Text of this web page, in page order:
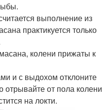
выполнение из
практикуется только
колени прижаты к
и с выдохом отклоните
отрывайте от пола колени
на локти.